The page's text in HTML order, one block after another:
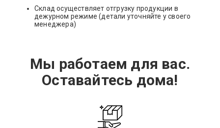
Склад осуществляет отгрузку продукции в
дежурном режиме (детали уточняйте у своего
менеджера)
Мы работаем для вас.
Оставайтесь дома!